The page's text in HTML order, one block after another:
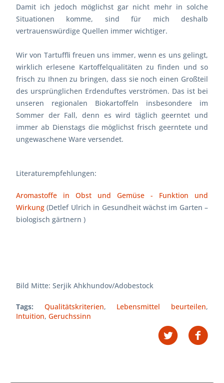
Damit ich jedoch möglichst gar nicht mehr in solche
Situationen komme, sind für mich deshalb
vertrauenswürdige Quellen immer wichtiger.
Wir von Tartuffli freuen uns immer, wenn es uns gelingt,
wirklich erlesene Kartoffelqualitäten zu finden und so
frisch zu Ihnen zu bringen, dass sie noch einen Großteil
des ursprünglichen Erdenduftes verströmen. Das ist bei
unseren regionalen Biokartoffeln insbesondere im
Sommer der Fall, denn es wird täglich geerntet und
immer ab Dienstags die möglichst frisch geerntete und
ungewaschene Ware versendet.
Literaturempfehlungen:
Aromastoffe in Obst und Gemüse - Funktion und
Wirkung (Detlef Ulrich in Gesundheit wächst im Garten –
biologisch gärtnern )
Bild Mitte: Serjik Ahkhundov/Adobestock
Tags: Qualitätskriterien, Lebensmittel beurteilen,
Intuition, Geruchssinn